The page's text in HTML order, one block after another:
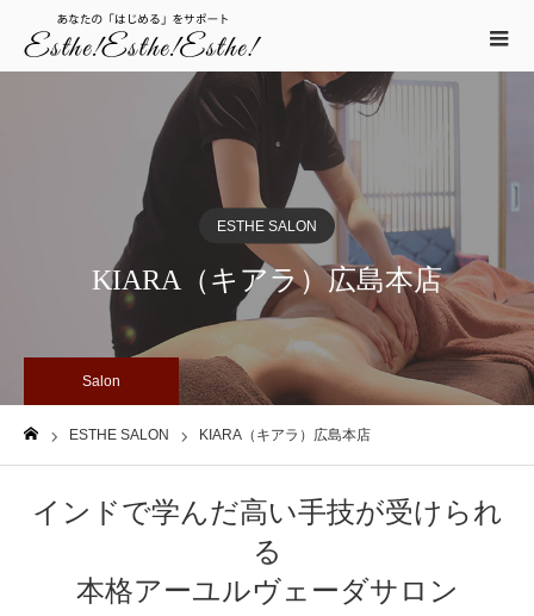
ESTHE SALON
KIARA（キアラ）広島本店
Salon
ESTHE SALON KIARA（キアラ）広島本店
インドで学んだ高い手技が受けられ
る
本格アーユルヴェーダサロン